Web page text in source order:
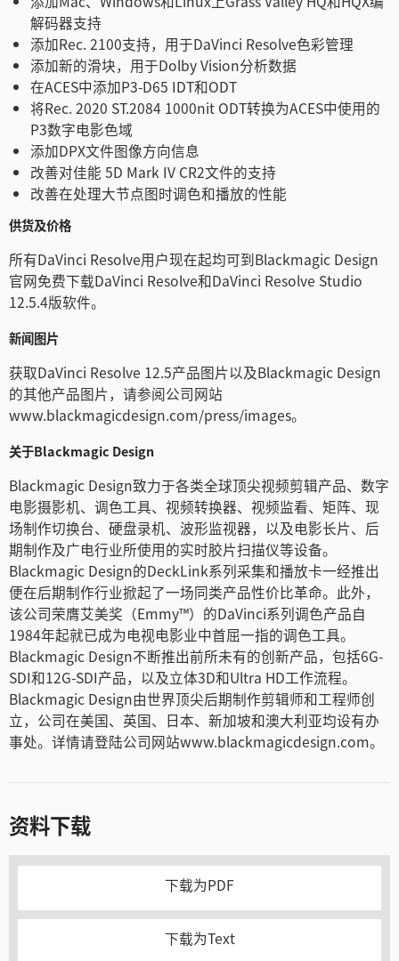
解码器支持
添加Rec. 2100支持，用于DaVinci Resolve色彩管理
添加新的滑块，用于Dolby Vision分析数据
在ACES中添加P3-D65 IDT和ODT
将Rec. 2020 ST.2084 1000nit ODT转换为ACES中使用的
P3数字电影色域
添加DPX文件图像方向信息
改善对佳能 5D Mark IV CR2文件的支持
改善在处理大节点图时调色和播放的性能
供货及价格
所有DaVinci Resolve用户现在起均可到Blackmagic Design
官网免费下载DaVinci Resolve和DaVinci Resolve Studio
12.5.4版软件。
新闻图片
获取DaVinci Resolve 12.5产品图片以及Blackmagic Design
的其他产品图片，请参阅公司网站
www.blackmagicdesign.com/press/images。
关于Blackmagic Design
Blackmagic Design致力于各类全球顶尖视频剪辑产品、数字
电影摄影机、调色工具、视频转换器、视频监看、矩阵、现
场制作切换台、硬盘录机、波形监视器，以及电影长片、后
期制作及广电行业所使用的实时胶片扫描仪等设备。
Blackmagic Design的DeckLink系列采集和播放卡一经推出
便在后期制作行业掀起了一场同类产品性价比革命。此外，
该公司荣膺艾美奖（Emmy™）的DaVinci系列调色产品自
1984年起就已成为电视电影业中首屈一指的调色工具。
Blackmagic Design不断推出前所未有的创新产品，包括6G-
SDI和12G-SDI产品，以及立体3D和Ultra HD工作流程。
Blackmagic Design由世界顶尖后期制作剪辑师和工程师创
立，公司在美国、英国、日本、新加坡和澳大利亚均设有办
事处。详情请登陆公司网站www.blackmagicdesign.com。
资料下载
下载为PDF
下载为Text